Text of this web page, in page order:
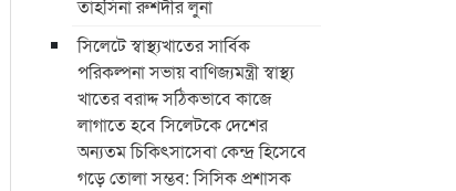
তাহসিনা রুশদীর লুনা
সিলেটে স্বাস্থ্যখাতের সার্বিক
পরিকল্পনা সভায় বাণিজ্যমন্ত্রী স্বাস্থ্য
খাতের বরাদ্দ সঠিকভাবে কাজে
লাগাতে হবে সিলেটকে দেশের
অন্যতম চিকিৎসাসেবা কেন্দ্র হিসেবে
গড়ে তোলা সম্ভব: সিসিক প্রশাসক